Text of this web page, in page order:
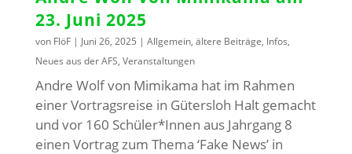
23. Juni 2025
von FlöF| Juni 26, 2025 | Allgemein, ältere Beiträge, Infos,
Neues aus der AFS, Veranstaltungen
Andre Wolf von Mimikama hat im Rahmen
einer Vortragsreise in Gütersloh Halt gemacht
und vor 160 Schüler*Innen aus Jahrgang 8
einen Vortrag zum Thema ‘Fake News’ in